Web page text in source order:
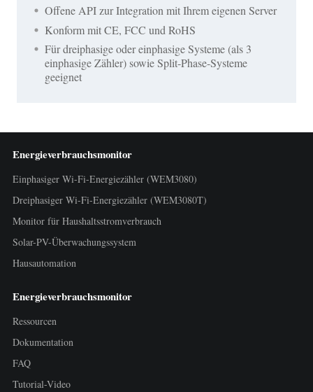
Offene API zur Integration mit Ihrem eigenen Server
Konform mit CE, FCC und RoHS
Für dreiphasige oder einphasige Systeme (als 3
einphasige Zähler) sowie Split-Phase-Systeme
geeignet
Energieverbrauchsmonitor
Einphasiger Wi-Fi-Energiezähler (WEM3080)
Dreiphasiger Wi-Fi-Energiezähler (WEM3080T)
Monitor für Haushaltsstromverbrauch
Solar-PV-Überwachungssystem
Hausautomation
Energieverbrauchsmonitor
Ressourcen
Dokumentation
FAQ
Tutorial-Video